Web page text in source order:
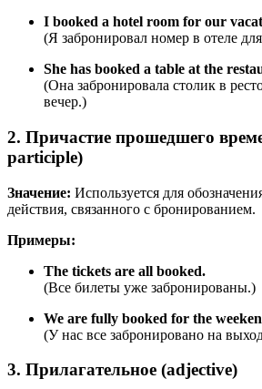
I booked a hotel room for our
(Я забронировал номер в отеле
She has booked a table at the
(Она забронировала столик в
вечер.)
2. Причастие прошедшего
participle)
Значение: Используется для
действия, связанного с бронированием.
Примеры:
The tickets are all booked.
(Все билеты уже забронированы.)
We are fully booked for the
(У нас все забронировано на
3. Прилагательное (adjective)